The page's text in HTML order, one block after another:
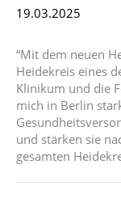
19.03.2025
“Mit dem neuen
Heidekreis eines
Klinikum und die
mich in Berlin
und stärken sie
gesamten